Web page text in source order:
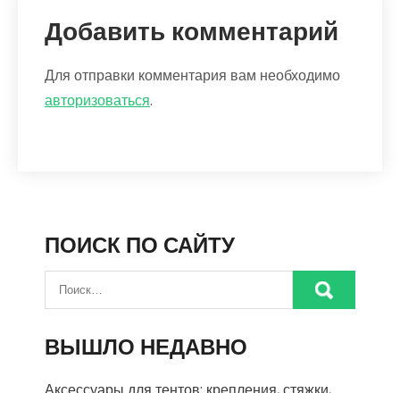
Добавить комментарий
Для отправки комментария вам необходимо
авторизоваться.
ПОИСК ПО САЙТУ
ВЫШЛО НЕДАВНО